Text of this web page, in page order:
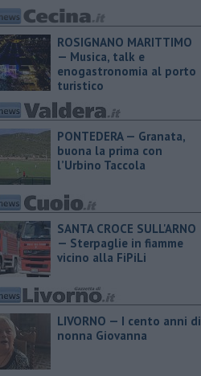
ROSIGNANO MARITTIMO
— Musica, talk e
enogastronomia al porto
turistico
PONTEDERA — ​Granata,
buona la prima con
l’Urbino Taccola
SANTA CROCE SULL'ARNO
— Sterpaglie in fiamme
vicino alla FiPiLi
LIVORNO — I cento anni di
nonna Giovanna